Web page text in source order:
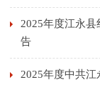
2025年度江永
告
2025年度中共